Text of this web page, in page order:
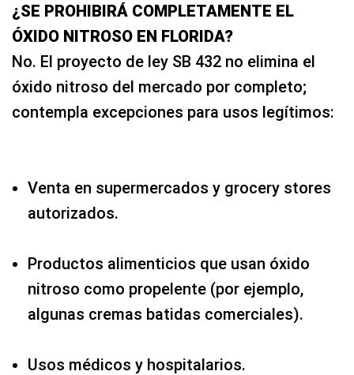
¿SE PROHIBIRÁ COMPLETAMENTE EL
ÓXIDO NITROSO EN FLORIDA?
No. El proyecto de ley SB 432 no elimina el
óxido nitroso del mercado por completo;
contempla excepciones para usos legítimos:
Venta en supermercados y grocery stores
autorizados.
Productos alimenticios que usan óxido
nitroso como propelente (por ejemplo,
algunas cremas batidas comerciales).
Usos médicos y hospitalarios.